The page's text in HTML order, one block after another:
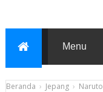
Beranda › Jepang › Naruto